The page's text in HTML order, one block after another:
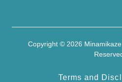
Copyright © 2026
Terms and